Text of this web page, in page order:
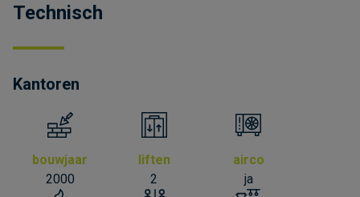
Technisch
Kantoren
bouwjaar
2000
liften
2
airco
ja